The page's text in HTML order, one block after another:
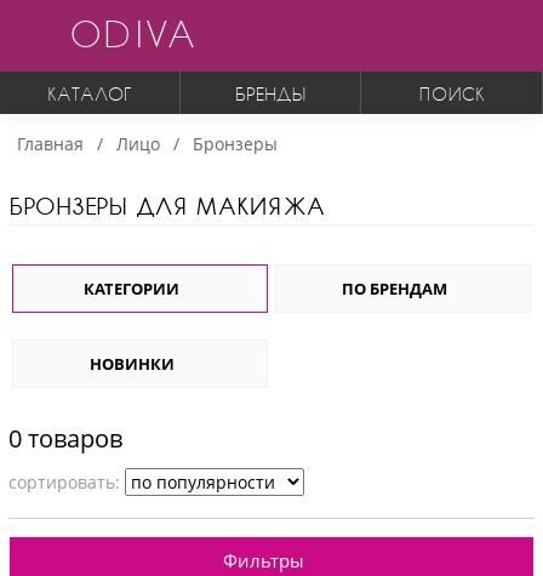
ODIVA
КАТАЛОГ БРЕНДЫ ПОИСК
Главная Лицо Бронзеры
БРОНЗЕРЫ ДЛЯ МАКИЯЖА
КАТЕГОРИИ ПО БРЕНДАМ
НОВИНКИ
0 товаров
cортировать:
Фильтры